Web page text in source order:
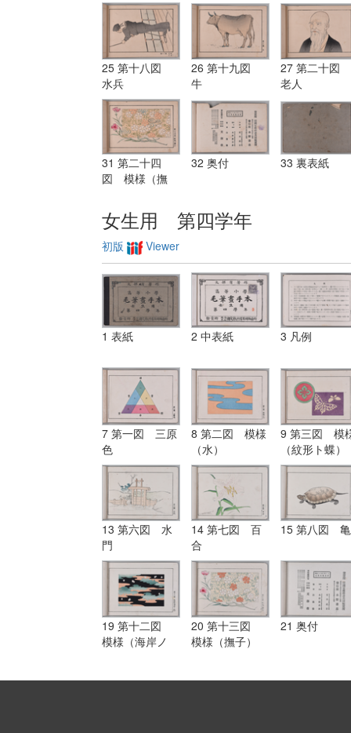
25 第十八図
水兵
26 第十九図
牛
27 第二十図
老人
31 第二十四
図 模様（撫
32 奥付 33 裏表紙
女生用 第四学年
初版 Viewer
1 表紙 2 中表紙 3 凡例
7 第一図 三原
色
8 第二図 模様
（水）
9 第三図 模
（紋形ト蝶）
13 第六図 水
門
14 第七図 百
合
15 第八図 亀
19 第十二図
模様（海岸ノ
20 第十三図
模様（撫子）
21 奥付